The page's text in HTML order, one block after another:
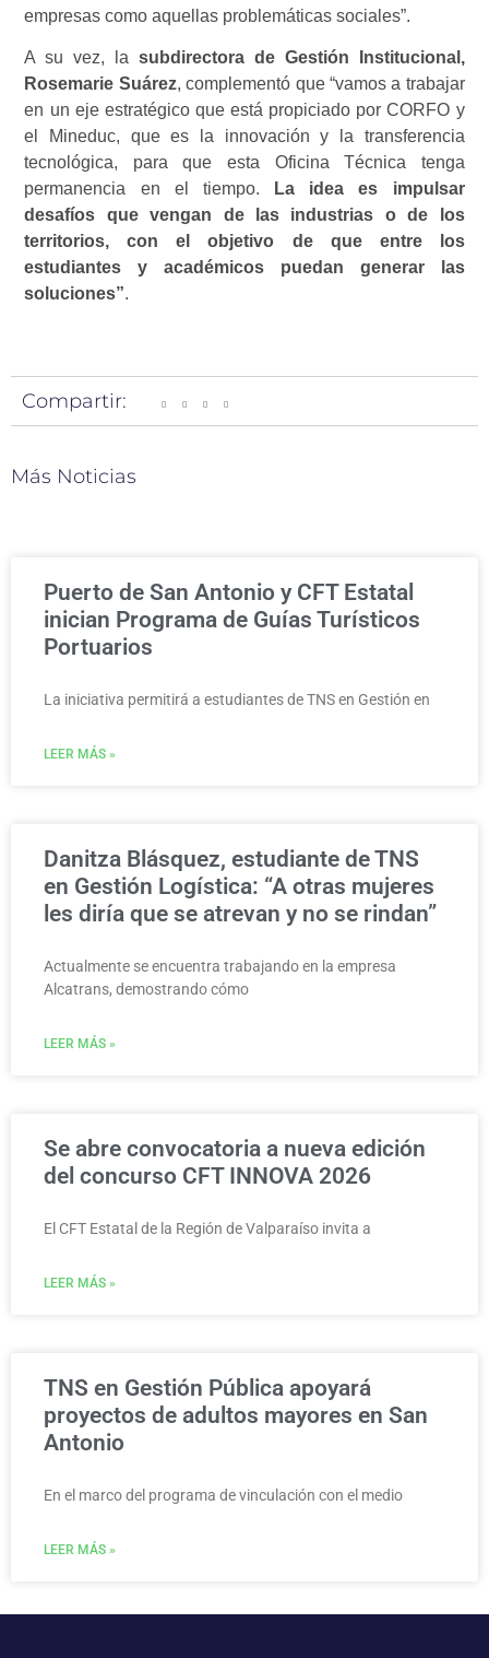
empresas como aquellas problemáticas sociales”.
A su vez, la subdirectora de Gestión Institucional,
Rosemarie Suárez, complementó que “vamos a trabajar
en un eje estratégico que está propiciado por CORFO y
el Mineduc, que es la innovación y la transferencia
tecnológica, para que esta Oficina Técnica tenga
permanencia en el tiempo. La idea es impulsar
desafíos que vengan de las industrias o de los
territorios, con el objetivo de que entre los
estudiantes y académicos puedan generar las
soluciones”.
Compartir:
Más Noticias
Puerto de San Antonio y CFT Estatal
inician Programa de Guías Turísticos
Portuarios
La iniciativa permitirá a estudiantes de TNS en Gestión en
LEER MÁS »
Danitza Blásquez, estudiante de TNS
en Gestión Logística: “A otras mujeres
les diría que se atrevan y no se rindan”
Actualmente se encuentra trabajando en la empresa
Alcatrans, demostrando cómo
LEER MÁS »
Se abre convocatoria a nueva edición
del concurso CFT INNOVA 2026
El CFT Estatal de la Región de Valparaíso invita a
LEER MÁS »
TNS en Gestión Pública apoyará
proyectos de adultos mayores en San
Antonio
En el marco del programa de vinculación con el medio
LEER MÁS »